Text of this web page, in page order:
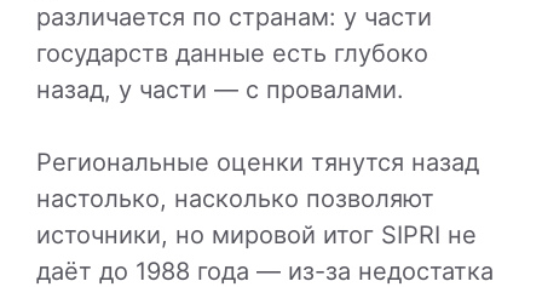
различается по странам: у части
государств данные есть глубоко
назад, у части — с провалами.
Региональные оценки тянутся назад
настолько, насколько позволяют
источники, но мировой итог SIPRI не
даёт до 1988 года — из-за недостатка